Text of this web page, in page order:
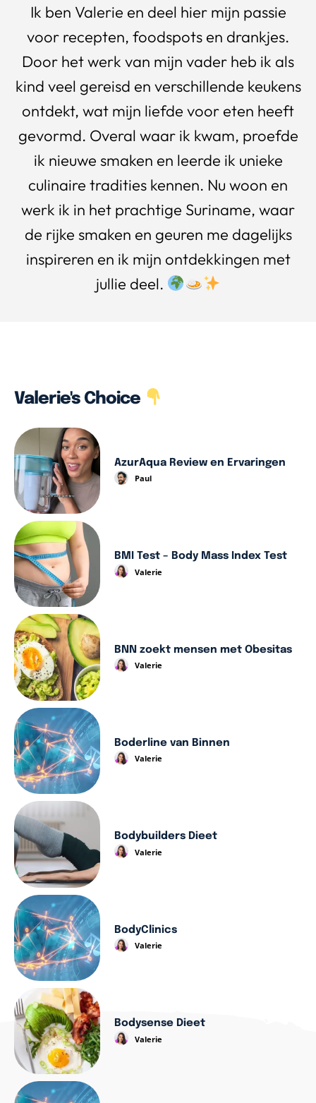
Ik ben Valerie en deel hier mijn passie
voor recepten, foodspots en drankjes.
Door het werk van mijn vader heb ik als
kind veel gereisd en verschillende keukens
ontdekt, wat mijn liefde voor eten heeft
gevormd. Overal waar ik kwam, proefde
ik nieuwe smaken en leerde ik unieke
culinaire tradities kennen. Nu woon en
werk ik in het prachtige Suriname, waar
de rijke smaken en geuren me dagelijks
inspireren en ik mijn ontdekkingen met
jullie deel.
Valerie's Choice
AzurAqua Review en Ervaringen
Paul
BMI Test – Body Mass Index Test
Valerie
BNN zoekt mensen met Obesitas
Valerie
Boderline van Binnen
Valerie
Bodybuilders Dieet
Valerie
BodyClinics
Valerie
Bodysense Dieet
Valerie